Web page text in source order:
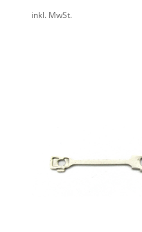
inkl. MwSt.